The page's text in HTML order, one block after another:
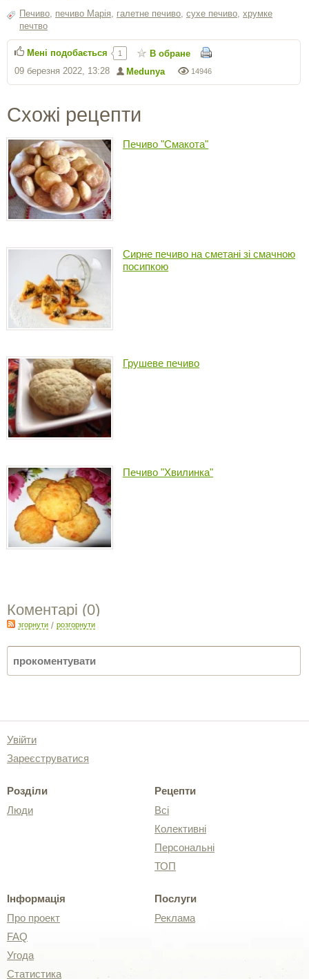
Печиво, печиво Марія, галетне печиво, сухе печиво, хрумке
печтво
14946
Medunya
09 березня 2022, 13:28
Мені подобається 1 В обране
Схожі рецепти
Печиво "Смакота"
Сирне печиво на сметані зі смачною
посипкою
Грушеве печиво
Печиво "Хвилинка"
Коментарі (0)
згорнути / розгорнути
Увійти
Зареєструватися
Розділи
Люди
Рецепти
Всі
Колективні
Персональні
ТОП
Інформація
Про проект
FAQ
Угода
Статистика
Послуги
Реклама